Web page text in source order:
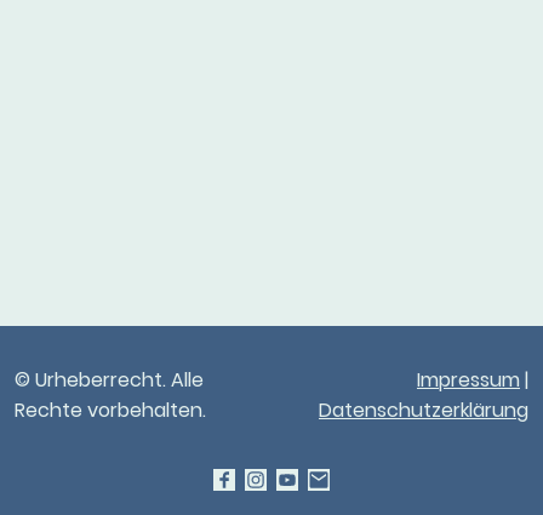
© Urheberrecht. Alle
Rechte vorbehalten.
Impressum |
Datenschutzerklärung